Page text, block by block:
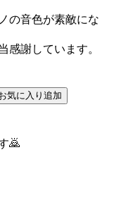
の音色が素敵にな
感謝しています。
🙇